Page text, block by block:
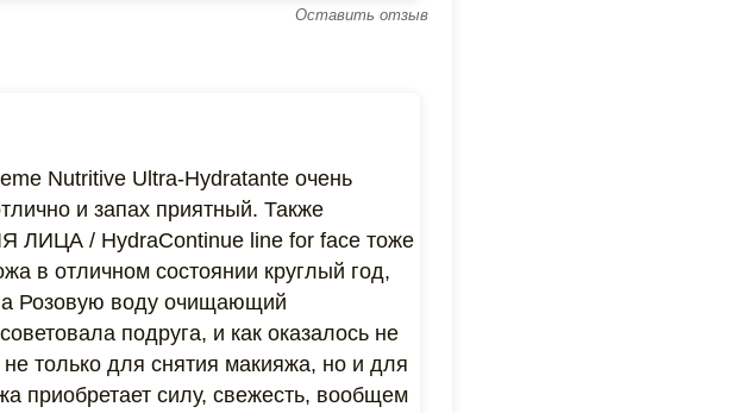
Оставить отзыв
Nutritive Ultra-Hydratante очень
и запах приятный. Также
/ HydraContinue line for face тоже
в отличном состоянии круглый год,
Розовую воду очищающий
подруга, и как оказалось не
только для снятия макияжа, но и для
приобретает силу, свежесть, вообщем